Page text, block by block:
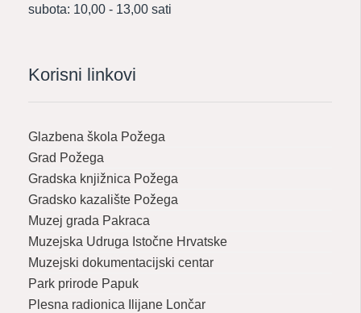
subota: 10,00 - 13,00 sati
Korisni linkovi
Glazbena škola Požega
Grad Požega
Gradska knjižnica Požega
Gradsko kazalište Požega
Muzej grada Pakraca
Muzejska Udruga Istočne Hrvatske
Muzejski dokumentacijski centar
Park prirode Papuk
Plesna radionica Ilijane Lončar